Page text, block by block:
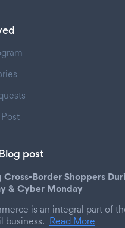
post
Border Shoppers
& Cyber Monday
is an integral part of
business. Read More